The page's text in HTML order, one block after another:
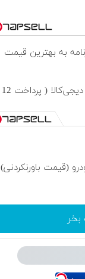
به بهترین قیمت
خرید طلا به صورت قسطی از دیجی‌کالا ( پرداخت 12
(قیمت باورنکردنی)